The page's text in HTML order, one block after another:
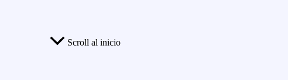
Scroll al inicio